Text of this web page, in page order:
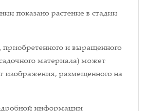
показано растение в стадии
и выращенного
материала) может
изображения, размещенного на
информации